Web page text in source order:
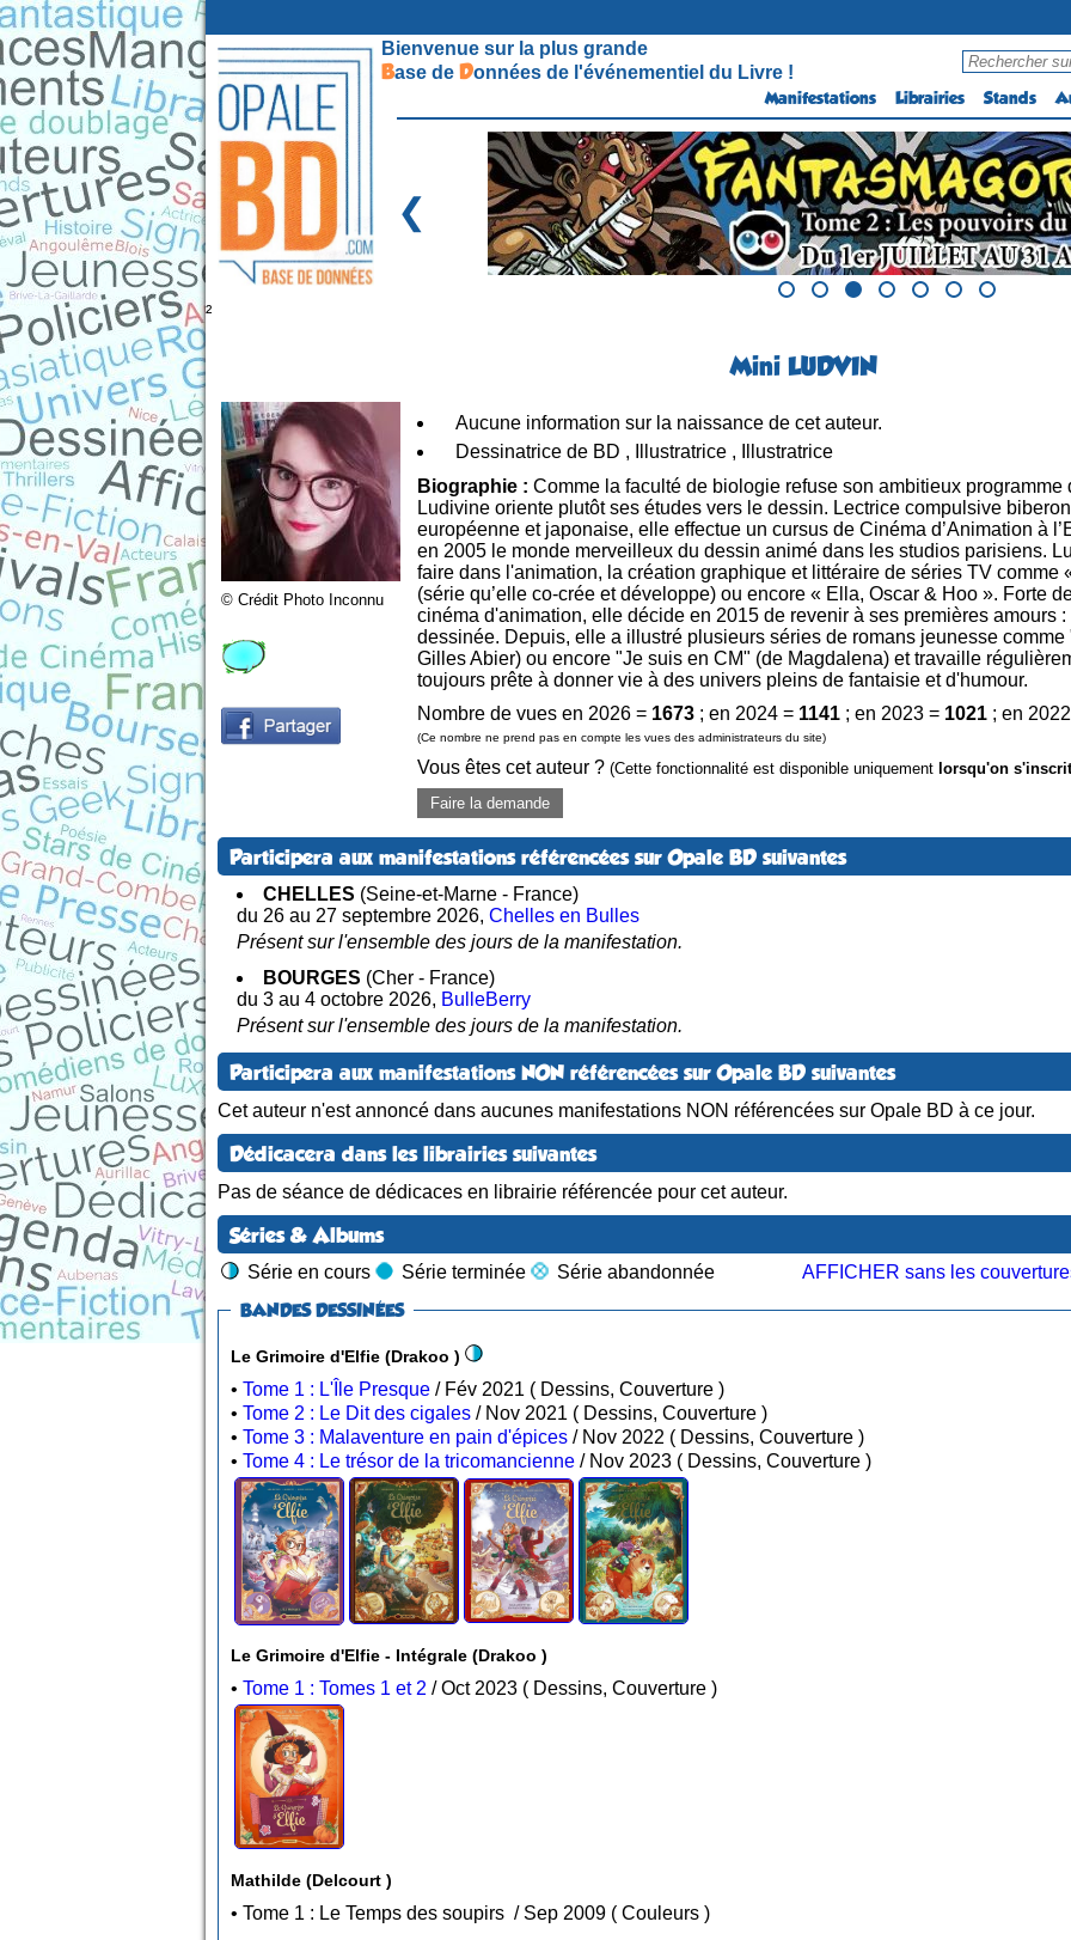
Bienvenue sur la plus grande
Base de Données de l'événementiel du Livre !
Manifestations Librairies Stands
❮
²
Mini LUDVIN
© Crédit Photo Inconnu
Aucune information sur la naissance de cet auteur.
Dessinatrice de BD , Illustratrice , Illustratrice
Biographie : Comme la faculté de biologie refuse son ambitieux programme
Ludivine oriente plutôt ses études vers le dessin. Lectrice compulsive
européenne et japonaise, elle effectue un cursus de Cinéma d’Animation à
en 2005 le monde merveilleux du dessin animé dans les studios parisiens.
faire dans l'animation, la création graphique et littéraire de séries TV comme
(série qu’elle co-crée et développe) ou encore « Ella, Oscar & Hoo ». Forte
cinéma d'animation, elle décide en 2015 de revenir à ses premières amours
dessinée. Depuis, elle a illustré plusieurs séries de romans jeunesse
Gilles Abier) ou encore "Je suis en CM" (de Magdalena) et travaille
toujours prête à donner vie à des univers pleins de fantaisie et d'humour.
Nombre de vues en 2026 = 1673 ; en 2024 = 1141 ; en 2023 = 1021 ; en
(Ce nombre ne prend pas en compte les vues des administrateurs du site)
Vous êtes cet auteur ? (Cette fonctionnalité est disponible uniquement lorsqu'on
Faire la demande
Participera aux manifestations référencées sur Opale BD suivantes
CHELLES (Seine-et-Marne - France)
du 26 au 27 septembre 2026, Chelles en Bulles
Présent sur l'ensemble des jours de la manifestation.
BOURGES (Cher - France)
du 3 au 4 octobre 2026, BulleBerry
Présent sur l'ensemble des jours de la manifestation.
Participera aux manifestations NON référencées sur Opale BD suivantes
Cet auteur n'est annoncé dans aucunes manifestations NON référencées sur Opale BD à ce jour.
Dédicacera dans les librairies suivantes
Pas de séance de dédicaces en librairie référencée pour cet auteur.
Séries & Albums
Série en cours Série terminée Série abandonnée
AFFICHER sans les
BANDES DESSINÉES
Le Grimoire d'Elfie (Drakoo )
• Tome 1 : L'Île Presque
/ Fév 2021 ( Dessins, Couverture )
• Tome 2 : Le Dit des cigales
/ Nov 2021 ( Dessins, Couverture )
• Tome 3 : Malaventure en pain d'épices
/ Nov 2022 ( Dessins, Couverture )
• Tome 4 : Le trésor de la tricomancienne / Nov 2023 ( Dessins, Couverture )
Le Grimoire d'Elfie - Intégrale (Drakoo )
• Tome 1 : Tomes 1 et 2 / Oct 2023 ( Dessins, Couverture )
Mathilde (Delcourt )
• Tome 1 : Le Temps des soupirs / Sep 2009 ( Couleurs )